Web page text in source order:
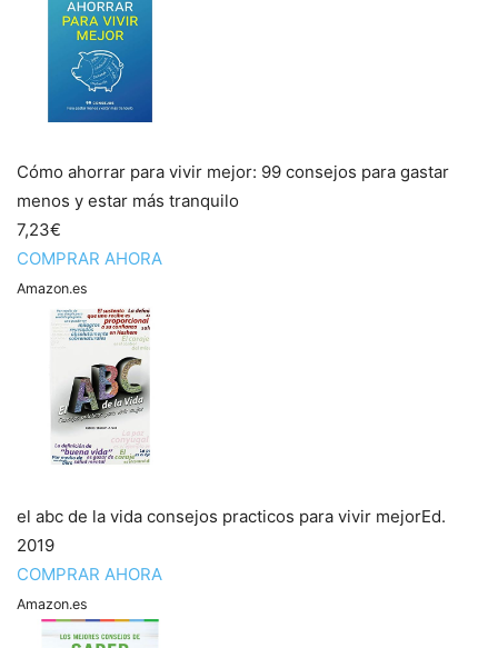
Cómo ahorrar para vivir mejor: 99 consejos para gastar
menos y estar más tranquilo
7,23€
COMPRAR AHORA
Amazon.es
el abc de la vida consejos practicos para vivir mejorEd.
2019
COMPRAR AHORA
Amazon.es